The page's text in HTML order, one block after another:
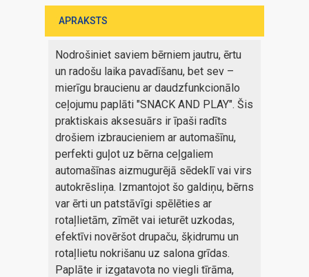
APRAKSTS
Nodrošiniet saviem bērniem jautru, ērtu
un radošu laika pavadīšanu, bet sev –
mierīgu braucienu ar daudzfunkcionālo
ceļojumu paplāti "SNACK AND PLAY". Šis
praktiskais aksesuārs ir īpaši radīts
drošiem izbraucieniem ar automašīnu,
perfekti guļot uz bērna ceļgaliem
automašīnas aizmugurējā sēdeklī vai virs
autokrēsliņa. Izmantojot šo galdiņu, bērns
var ērti un patstāvīgi spēlēties ar
rotaļlietām, zīmēt vai ieturēt uzkodas,
efektīvi novēršot drupaču, šķidrumu un
rotaļlietu nokrišanu uz salona grīdas.
Paplāte ir izgatavota no viegli tīrāma,